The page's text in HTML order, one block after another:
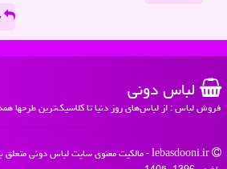
لباس دونی
فروش لباس : از لباس‌های روز دنیا تا کلاسیک‌ترین طرحها